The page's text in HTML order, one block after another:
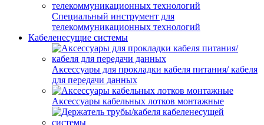
Специальный инструмент для
телекоммуникационных технологий
Кабеленесущие системы
Аксессуары для прокладки кабеля питания/ кабеля
для передачи данных
Аксессуары кабельных лотков монтажные